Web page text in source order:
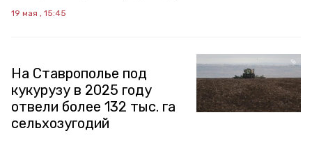
19 мая , 15:45
На Ставрополье под
кукурузу в 2025 году
отвели более 132 тыс. га
сельхозугодий